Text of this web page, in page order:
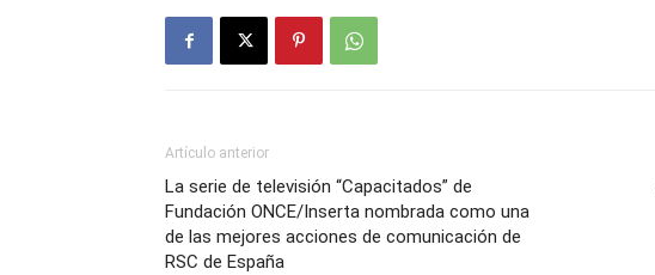
Artículo anterior
La serie de televisión “Capacitados” de
Fundación ONCE/Inserta nombrada como una
de las mejores acciones de comunicación de
RSC de España